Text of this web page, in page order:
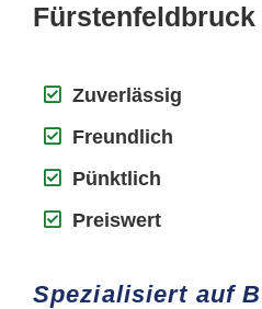
Fürstenfeldbruck
Zuverlässig
Freundlich
Pünktlich
Preiswert
Spezialisiert auf